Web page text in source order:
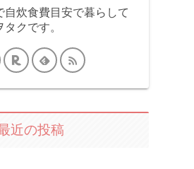
自炊食費目安で暮らして
クです。
近の投稿